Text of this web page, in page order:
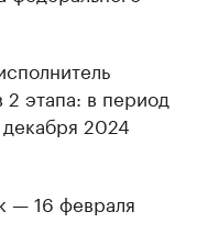
2 этапа: в период
2024
— 16 февраля